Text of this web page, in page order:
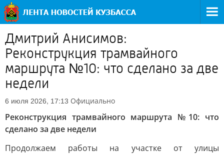
Дмитрий Анисимов:
Реконструкция трамвайного
маршрута №10: что сделано за две
недели
6 июля 2026, 17:13 Официально
Реконструкция трамвайного маршрута №10: что
сделано за две недели
Продолжаем работы на участке от улицы